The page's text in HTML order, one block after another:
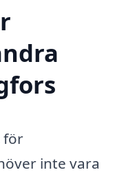
för
inte vara